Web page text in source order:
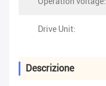
Drive Unit:
Descrizione